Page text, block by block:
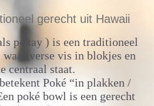
gerecht uit Hawaii
pokay ) is een traditioneel
verse vis in blokjes en
centraal staat.
Poké “in plakken /
poké bowl is een gerecht